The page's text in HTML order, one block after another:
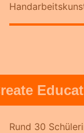
Rund 30